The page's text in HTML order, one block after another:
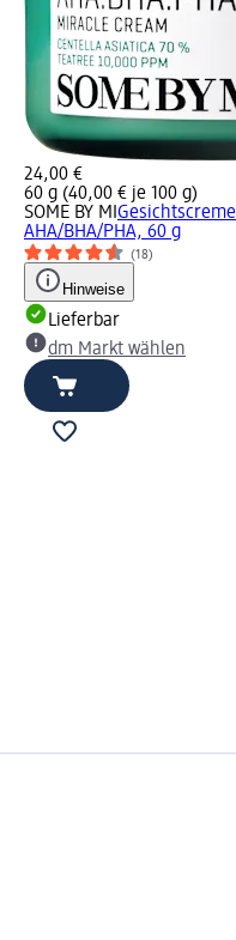
24,00 €
60 g (40,00 € je 100 g)
SOME BY MIGesichtscreme
AHA/BHA/PHA, 60 g
(18)
Hinweise
Lieferbar
dm Markt wählen